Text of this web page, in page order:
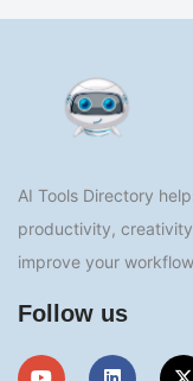
AI Tools Directory
productivity,
improve your
Follow us